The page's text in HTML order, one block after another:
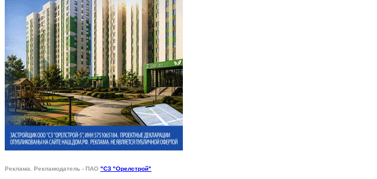
Реклама. Рекламодатель - ПАО "СЗ "Орелстрой"